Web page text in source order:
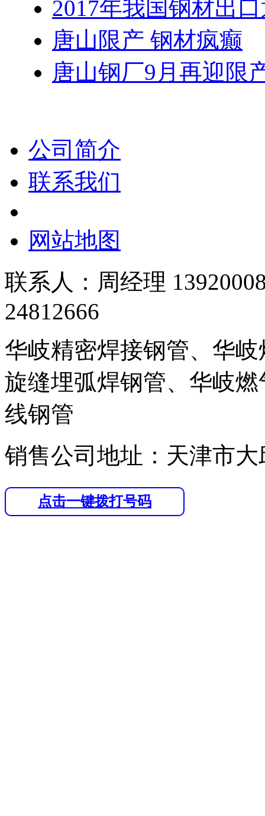
2017年我国钢材出
唐山限产 钢材疯癫
唐山钢厂9月再迎限
公司简介
联系我们
网站地图
联系人：周经理
24812666
华岐精密焊接钢管、华
旋缝埋弧焊钢管、华岐
线钢管
销售公司地址：天津市
点击一键拨打号码